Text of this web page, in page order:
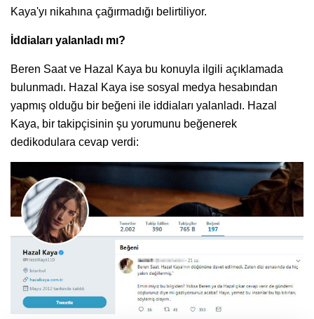
Kaya'yı nikahına çağırmadığı belirtiliyor.
İddiaları yalanladı mı?
Beren Saat ve Hazal Kaya bu konuyla ilgili açıklamada
bulunmadı. Hazal Kaya ise sosyal medya hesabından
yapmış olduğu bir beğeni ile iddiaları yalanladı. Hazal
Kaya, bir takipçisinin şu yorumunu beğenerek
dedikodulara cevap verdi: